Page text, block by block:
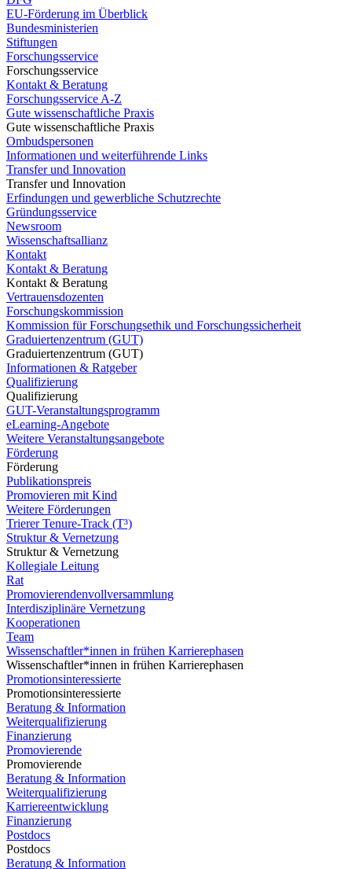
EU-Förderung im Überblick
Bundesministerien
Stiftungen
Forschungsservice
Forschungsservice
Kontakt & Beratung
Forschungsservice A-Z
Gute wissenschaftliche Praxis
Gute wissenschaftliche Praxis
Ombudspersonen
Informationen und weiterführende Links
Transfer und Innovation
Transfer und Innovation
Erfindungen und gewerbliche Schutzrechte
Gründungsservice
Newsroom
Wissenschaftsallianz
Kontakt
Kontakt & Beratung
Kontakt & Beratung
Vertrauensdozenten
Forschungskommission
Kommission für Forschungsethik und Forschungssicherheit
Graduiertenzentrum (GUT)
Graduiertenzentrum (GUT)
Informationen & Ratgeber
Qualifizierung
Qualifizierung
GUT-Veranstaltungsprogramm
eLearning-Angebote
Weitere Veranstaltungsangebote
Förderung
Förderung
Publikationspreis
Promovieren mit Kind
Weitere Förderungen
Trierer Tenure-Track (T³)
Struktur & Vernetzung
Struktur & Vernetzung
Kollegiale Leitung
Rat
Promovierendenvollversammlung
Interdisziplinäre Vernetzung
Kooperationen
Team
Wissenschaftler*innen in frühen Karrierephasen
Wissenschaftler*innen in frühen Karrierephasen
Promotionsinteressierte
Promotionsinteressierte
Beratung & Information
Weiterqualifizierung
Finanzierung
Promovierende
Promovierende
Beratung & Information
Weiterqualifizierung
Karriereentwicklung
Finanzierung
Postdocs
Postdocs
Beratung & Information